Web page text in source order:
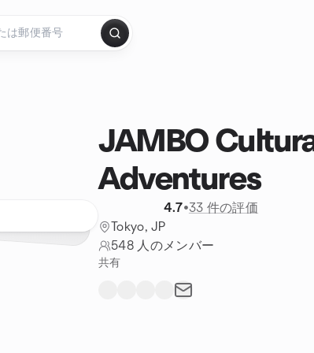
JAMBO
Adventures
4.7•33 件の評価
Tokyo, JP
548 人のメンバー
共有